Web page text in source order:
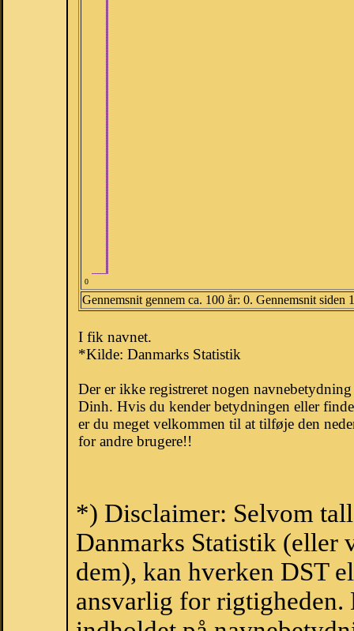
0
Gennemsnit gennem ca. 100 år: 0. Gennemsnit siden
I fik navnet.
*Kilde: Danmarks Statistik
Der er ikke registreret nogen
Dinh. Hvis du kender betydningen eller
er du meget velkommen til at tilføje den
for andre brugere!!
*) Disclaimer: Selvom
Danmarks Statistik (eller
dem), kan hverken DST
ansvarlig for